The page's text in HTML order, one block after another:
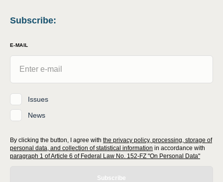
Subscribe:
E-MAIL
Issues
News
By clicking the button, I agree with the privacy policy, processing, storage of
personal data, and collection of statistical information in accordance with
paragraph 1 of Article 6 of Federal Law No. 152-FZ "On Personal Data"
Subscribe